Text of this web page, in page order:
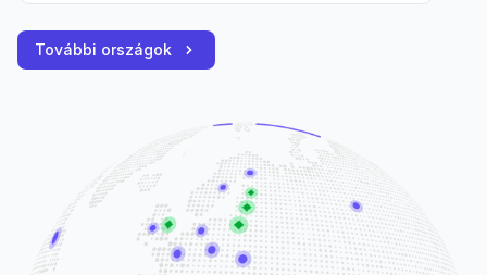
További országok